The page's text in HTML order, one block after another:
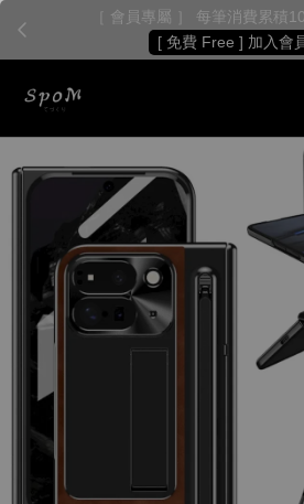
［ 會員專屬 ］ 每筆消費累積
[ 免費 Free ] 加入會